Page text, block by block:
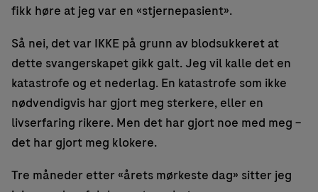
fikk høre at jeg var en «stjernepasient».
Så nei, det var IKKE på grunn av blodsukkeret at
dette svangerskapet gikk galt. Jeg vil kalle det en
katastrofe og et nederlag. En katastrofe som ikke
nødvendigvis har gjort meg sterkere, eller en
livserfaring rikere. Men det har gjort noe med meg –
det har gjort meg klokere.
Tre måneder etter «årets mørkeste dag» sitter jeg